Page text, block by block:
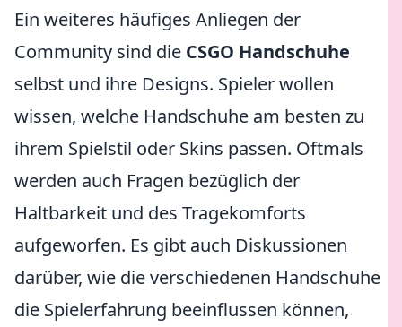
Ein weiteres häufiges Anliegen der
Community sind die CSGO Handschuhe
selbst und ihre Designs. Spieler wollen
wissen, welche Handschuhe am besten zu
ihrem Spielstil oder Skins passen. Oftmals
werden auch Fragen bezüglich der
Haltbarkeit und des Tragekomforts
aufgeworfen. Es gibt auch Diskussionen
darüber, wie die verschiedenen Handschuhe
die Spielerfahrung beeinflussen können,